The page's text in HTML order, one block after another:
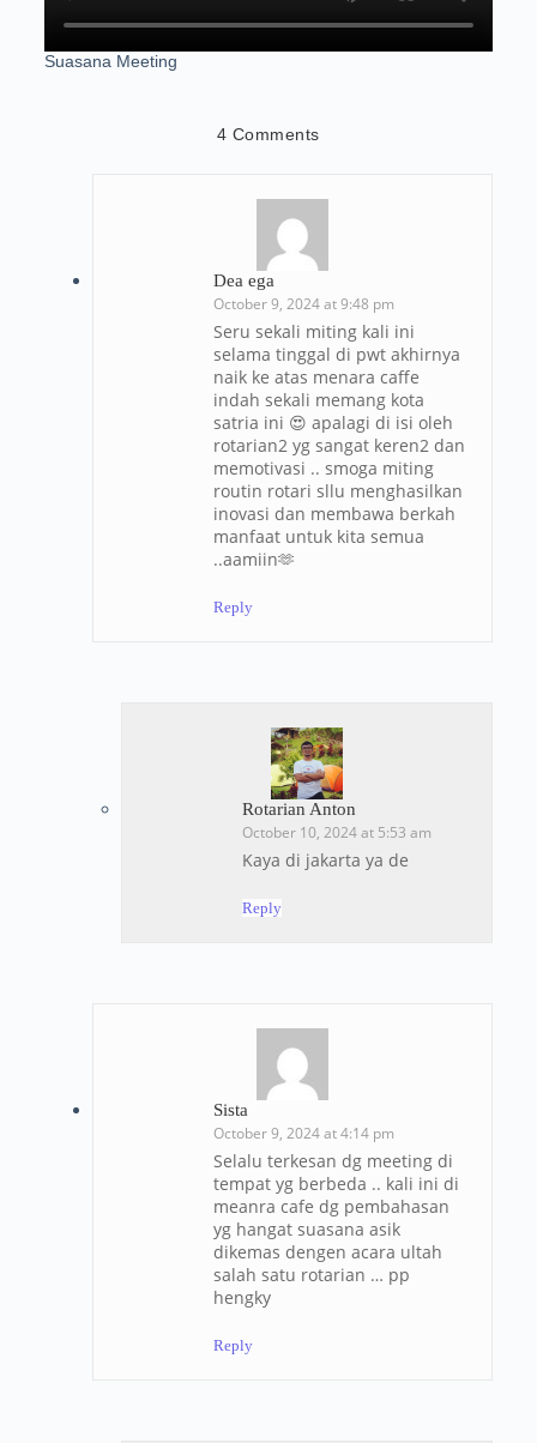
Suasana Meeting
4 Comments
Dea ega
October 9, 2024 at 9:48 pm
Seru sekali miting kali ini
selama tinggal di pwt akhirnya
naik ke atas menara caffe
indah sekali memang kota
satria ini 😍 apalagi di isi oleh
rotarian2 yg sangat keren2 dan
memotivasi .. smoga miting
routin rotari sllu menghasilkan
inovasi dan membawa berkah
manfaat untuk kita semua
..aamiin🫶
Reply
Rotarian Anton
October 10, 2024 at 5:53 am
Kaya di jakarta ya de
Reply
Sista
October 9, 2024 at 4:14 pm
Selalu terkesan dg meeting di
tempat yg berbeda .. kali ini di
meanra cafe dg pembahasan
yg hangat suasana asik
dikemas dengen acara ultah
salah satu rotarian … pp
hengky
Reply